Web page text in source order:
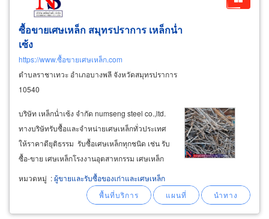
ซื้อขายเศษเหล็ก สมุทรปราการ เหล็กน่ำ
เซ้ง
https://www.ซื้อขายเศษเหล็ก.com
ตำบลราชาเทวะ อำเภอบางพลี จังหวัดสมุทรปราการ
10540
บริษัท เหล็กน่ำเซ้ง จำกัด numseng steel co.,ltd.
ทางบริษัทรับซื้อและจำหน่ายเศษเหล็กทั่วประเทศ
ให้ราคาดียุติธรรม รับซื้อเศษเหล็กทุกชนิด เช่น รับ
ซื้อ-ขาย เศษเหล็กโรงงานอุตสาหกรรม เศษเหล็ก
จากการถูกตัดชิ้นส่วนงานเหล็ก, เศษเหล็กเหลือใช้
จากการผลิตชิ้นงาน, เศษเหล็กออโต้พารท์,&nbsp
หมวดหมู่ :ผู้ขายและรับซื้อของเก่าและเศษเหล็ก